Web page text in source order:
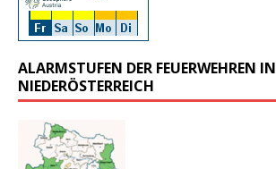
ALARMSTUFEN DER FEUERWEHREN IN
NIEDERÖSTERREICH